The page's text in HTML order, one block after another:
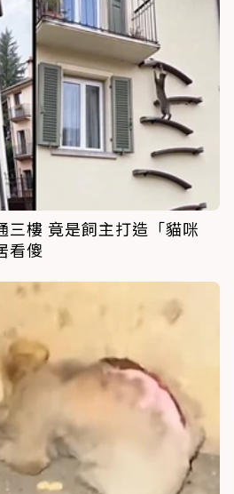
三樓 竟是飼主打造「貓咪
看傻